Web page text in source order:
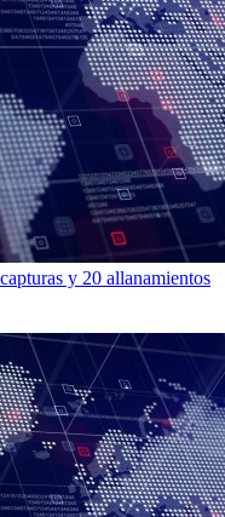
y 20 allanamientos